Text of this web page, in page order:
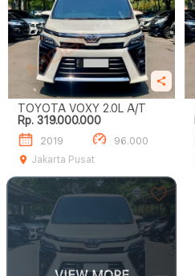
TOYOTA VOXY 2.0L A/T
Rp. 319.000.000
2019
96.000
Jakarta Pusat